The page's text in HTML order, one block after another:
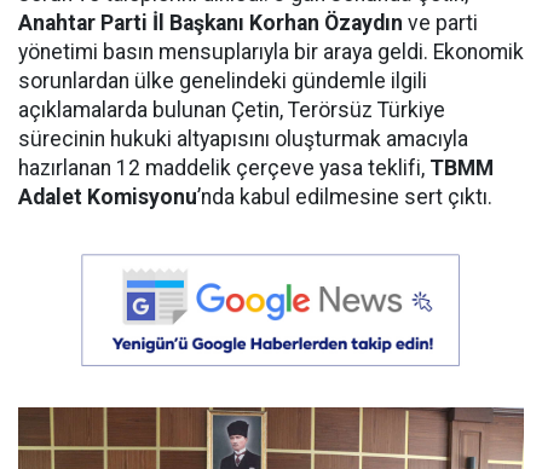
Anahtar Parti İl Başkanı Korhan Özaydın ve parti
yönetimi basın mensuplarıyla bir araya geldi. Ekonomik
sorunlardan ülke genelindeki gündemle ilgili
açıklamalarda bulunan Çetin, Terörsüz Türkiye
sürecinin hukuki altyapısını oluşturmak amacıyla
hazırlanan 12 maddelik çerçeve yasa teklifi, TBMM
Adalet Komisyonu’nda kabul edilmesine sert çıktı.